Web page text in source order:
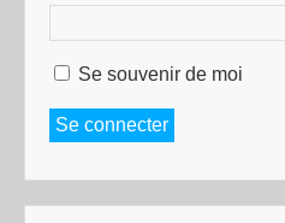
Se souvenir de moi
Se connecter